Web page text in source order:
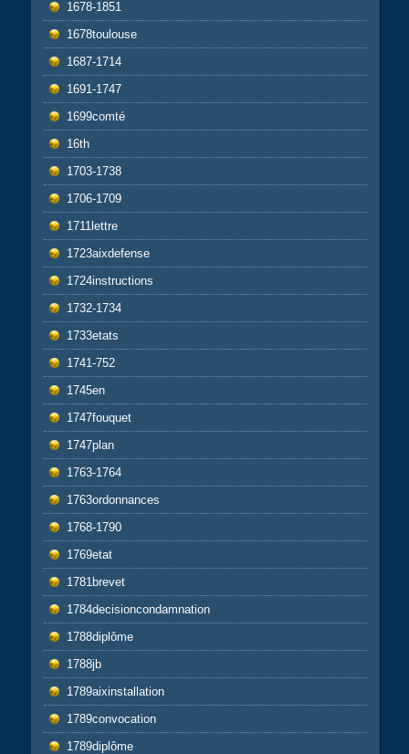
1678-1851
1678toulouse
1687-1714
1691-1747
1699comté
16th
1703-1738
1706-1709
1711lettre
1723aixdefense
1724instructions
1732-1734
1733etats
1741-752
1745en
1747fouquet
1747plan
1763-1764
1763ordonnances
1768-1790
1769etat
1781brevet
1784decisioncondamnation
1788diplôme
1788jb
1789aixinstallation
1789convocation
1789diplôme